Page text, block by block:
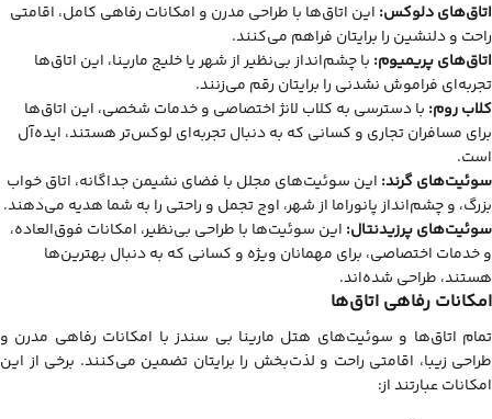
اتاق‌های دلوکس: این اتاق‌ها با طراحی مدرن و امکانات رفاهی کامل، اقامتی
راحت و دلنشین را برایتان فراهم می‌کنند.
اتاق‌های پریمیوم: با چشم‌انداز بی‌نظیر از شهر یا خلیج مارینا، این اتاق‌ها
تجربه‌ای فراموش نشدنی را برایتان رقم می‌زنند.
کلاب روم: با دسترسی به کلاب لانژ اختصاصی و خدمات شخصی، این اتاق‌ها
برای مسافران تجاری و کسانی که به دنبال تجربه‌ای لوکس‌تر هستند، ایده‌آل
است.
سوئیت‌های گرند: این سوئیت‌های مجلل با فضای نشیمن جداگانه، اتاق خواب
بزرگ، و چشم‌انداز پانوراما از شهر، اوج تجمل و راحتی را به شما هدیه می‌دهند.
سوئیت‌های پرزیدنتال: این سوئیت‌ها با طراحی بی‌نظیر، امکانات فوق‌العاده،
و خدمات اختصاصی، برای مهمانان ویژه و کسانی که به دنبال بهترین‌ها
هستند، طراحی شده‌اند.
امکانات رفاهی اتاق‌ها
تمام اتاق‌ها و سوئیت‌های هتل مارینا بی سندز با امکانات رفاهی مدرن و
طراحی زیبا، اقامتی راحت و لذت‌بخش را برایتان تضمین می‌کنند. برخی از این
امکانات عبارتند از: